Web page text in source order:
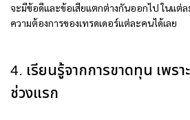
จะมีข้อดีและข้อเสียแตกต่างกันออกไป ในแต่
ความต้องการของเทรดเดอร์แต่ละคนได้เลย
4. เรียนรู้จากการขาดทุน เพร
ช่วงแรก